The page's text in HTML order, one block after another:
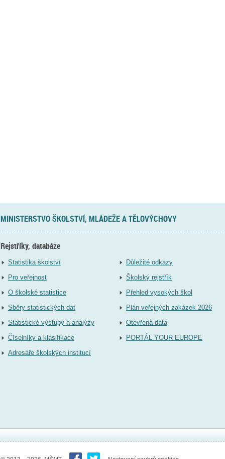
MINISTERSTVO ŠKOLSTVÍ, MLÁDEŽE A TĚLOVÝCHOVY
Rejstříky, databáze
Statistika školství
Pro veřejnost
O školské statistice
Sběry statistických dat
Statistické výstupy a analýzy
Číselníky a klasifikace
Adresáře školských institucí
Důležité odkazy
Školský rejstřík
Přehled vysokých škol
Plán veřejných zakázek 2026
Otevřená data
PORTÁL YOUR EUROPE